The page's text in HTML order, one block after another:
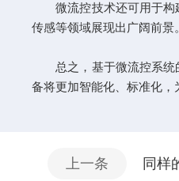
微流控技术还可用于构建
传感等领域展现出广阔前景。
总之，基于微流控系统的
备将更加智能化、标准化，
上一条 同样